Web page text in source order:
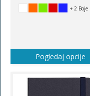
+ 2 Boje
Pogledaj opcije